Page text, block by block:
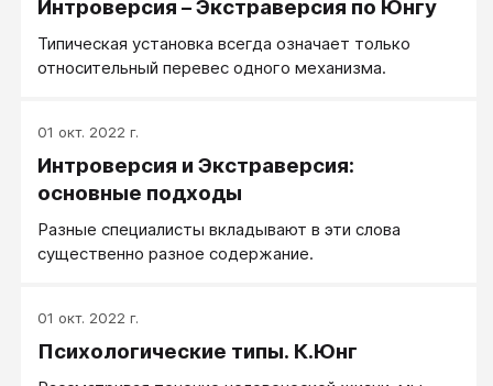
Интроверсия – Экстраверсия по Юнгу
Типическая установка все­гда означает только
относительный перевес одного механизма.
01 окт. 2022 г.
Интроверсия и Экстраверсия:
основные подходы
Разные специалисты вкладывают в эти слова
существенно разное содержание.
01 окт. 2022 г.
Психологические типы. К.Юнг